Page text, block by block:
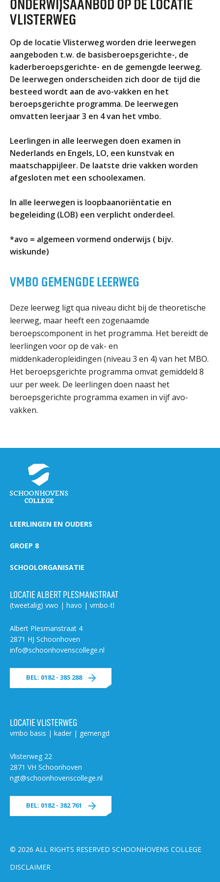
ORGANISATIE
Locaties
Missie en visie
Organisatie
Klachten en integriteit
GROEP 8
Kennismaking / Open dagen
Begeleiding
Profielen vmbo
Onderwijs op vmbo-tl, havo, vwo en tweetalig vwo
vwo
Zoek de uitdaging
Taal en rekenen
Wereldburgerschap
NIEUWS
VACATURES EN STAGEPLEKKEN
WELKOM
ZOEKEN ELO MAGISTER AURA SCHOOL
GIDS
VLISTERWEG
Op de locatie Vlisterweg worden drie leerwegen
aangeboden t.w. de basisberoepsgerichte-, de
kaderberoepsgerichte- en de gemengde leerweg.
De leerwegen onderscheiden zich door de tijd die
besteed wordt aan de avo-vakken en het
beroepsgerichte programma. De leerwegen
omvatten leerjaar 3 en 4 van het vmbo.
Leerlingen in alle leerwegen doen examen in
Nederlands en Engels, LO, een kunstvak en
maatschappijleer. De laatste drie vakken worden
afgesloten met een schoolexamen.
In alle leerwegen is loopbaanoriëntatie en
begeleiding (LOB) een verplicht onderdeel.
*avo = algemeen vormend onderwijs ( bijv.
wiskunde)
VMBO GEMENGDE LEERWEG
Deze leerweg ligt qua niveau dicht bij de theoretische
leerweg, maar heeft een zogenaamde
beroepscomponent in het programma. Het bereidt de
leerlingen voor op de vak- en
middenkaderopleidingen (niveau 3 en 4) van het MBO.
Het beroepsgerichte programma omvat gemiddeld 8
uur per week. De leerlingen doen naast het
beroepsgerichte programma examen in vijf avo-
vakken.
LEERLINGEN EN OUDERS
GROEP 8
SCHOOLORGANISATIE
LOCATIE ALBERT PLESMANSTRAAT
(tweetalig) vwo | havo | vmbo-tl
Albert Plesmanstraat 4
2871 HJ Schoonhoven
info@schoonhovenscollege.nl
BEL: 0182 - 385 288
LOCATIE VLISTERWEG
vmbo basis | kader | gemengd
Vlisterweg 22
2871 VH Schoonhoven
ngt@schoonhovenscollege.nl
BEL: 0182 - 382 761
© 2026 ALL RIGHTS RESERVED SCHOONHOVENS COLLEGE
DISCLAIMER